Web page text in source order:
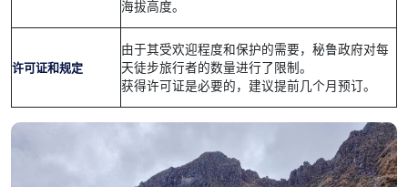
海拔高度。
许可证和规定
由于其受欢迎程度和保护的需要，秘鲁政府对每
天徒步旅行者的数量进行了限制。
获得许可证是必要的，建议提前几个月预订。